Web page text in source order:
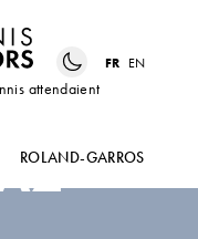
attendaient
FR EN
ROLAND-GARROS